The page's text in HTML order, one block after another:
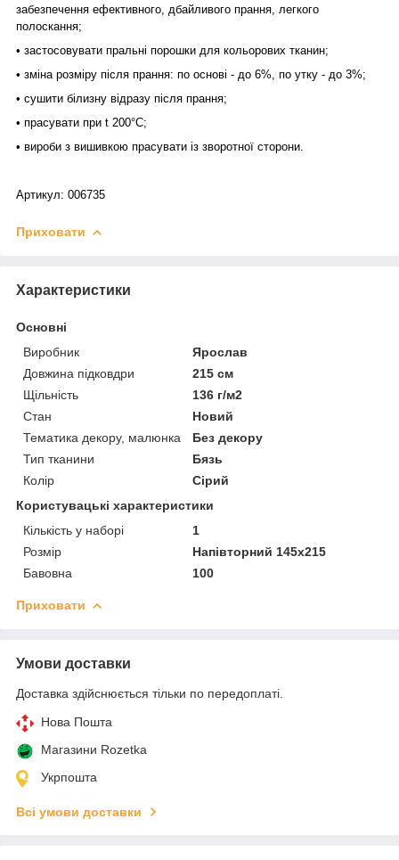
забезпечення ефективного, дбайливого прання, легкого
полоскання;
• застосовувати пральні порошки для кольорових тканин;
• зміна розміру після прання: по основі - до 6%, по утку - до 3%;
• сушити білизну відразу після прання;
• прасувати при t 200°С;
• вироби з вишивкою прасувати із зворотної сторони.
Артикул: 006735
Приховати
Характеристики
Основні
Виробник
Ярослав
Довжина підковдри
215 см
Щільність
136 г/м2
Стан
Новий
Тематика декору, малюнка
Без декору
Тип тканини
Бязь
Колір
Сірий
Користувацькі характеристики
Кількість у наборі
1
Розмір
Напівторний 145х215
Бавовна
100
Приховати
Умови доставки
Доставка здійснюється тільки по передоплаті.
Нова Пошта
Магазини Rozetka
Укрпошта
Всі умови доставки